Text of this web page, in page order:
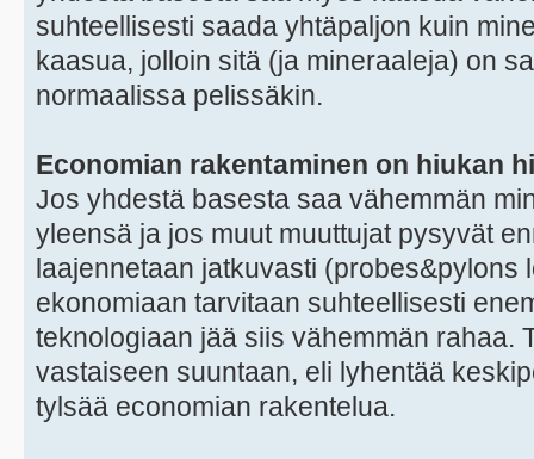
suhteellisesti saada yhtäpaljon kuin
kaasua, jolloin sitä (ja mineraaleja) on
normaalissa pelissäkin.
Economian rakentaminen on hiukan
Jos yhdestä basesta saa vähemmän
yleensä ja jos muut muuttujat pysyvät
laajennetaan jatkuvasti (probes&pylons
ekonomiaan tarvitaan suhteellisesti
teknologiaan jää siis vähemmän rahaa.
vastaiseen suuntaan, eli lyhentää
tylsää economian rakentelua.